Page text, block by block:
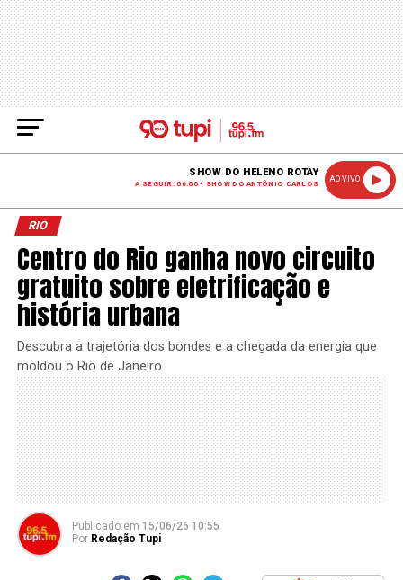
SHOW DO HELENO ROTAY
A SEGUIR: 06:00 - SHOW DO ANTÔNIO CARLOS
AO VIVO
RIO
Centro do Rio ganha novo circuito
gratuito sobre eletrificação e
história urbana
Descubra a trajetória dos bondes e a chegada da energia que
moldou o Rio de Janeiro
Publicado em 15/06/26 10:55
Por Redação Tupi